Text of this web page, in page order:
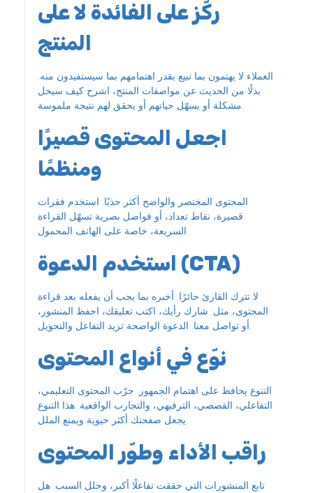
ركّز على الفائدة لا على
المنتج
العملاء لا يهتمون بما تبيع بقدر اهتمامهم بما سيستفيدون منه.
بدلًا من الحديث عن مواصفات المنتج، اشرح كيف سيحل
مشكلة أو يسهّل حياتهم أو يحقق لهم نتيجة ملموسة.
اجعل المحتوى قصيرًا
ومنظمًا
المحتوى المختصر والواضح أكثر جذبًا. استخدم فقرات
قصيرة، نقاط تعداد، أو فواصل بصرية تسهّل القراءة
السريعة، خاصة على الهاتف المحمول.
استخدم الدعوة (CTA)
لا تترك القارئ حائرًا. أخبره بما يجب أن يفعله بعد قراءة
المحتوى، مثل: شارك رأيك، اكتب تعليقك، احفظ المنشور،
نوّع في أنواع المحتوى
التنوع يحافظ على اهتمام الجمهور. جرّب المحتوى التعليمي،
التفاعلي، القصصي، الترفيهي، والتجارب الواقعية. هذا التنوع
يجعل صفحتك أكثر حيوية ويمنع الملل.
راقب الأداء وطوّر المحتوى
تابع المنشورات التي حققت تفاعلًا أكبر، وحلل السبب. هل